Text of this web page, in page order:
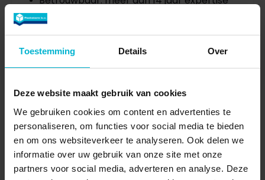
Toestemming Details Over
Deze website maakt gebruik van cookies
We gebruiken cookies om content en advertenties te
personaliseren, om functies voor social media te bieden
en om ons websiteverkeer te analyseren. Ook delen we
informatie over uw gebruik van onze site met onze
partners voor social media, adverteren en analyse. Deze
in co-packing
Over Packstore